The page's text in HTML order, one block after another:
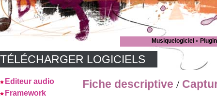
Musiquelogiciel »
TÉLÉCHARGER LOGICIELS
Editeur audio
Framework
Fiche descriptive /